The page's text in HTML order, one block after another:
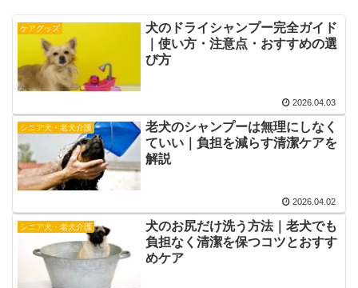
ケアグッズ
犬のドライシャンプー完全ガイド
｜使い方・注意点・おすすめの選
び方
2026.04.03
シニア犬・老犬介護
老犬のシャンプーは無理にしなく
ていい｜負担を減らす清潔ケアを
解説
2026.04.02
シニア犬・老犬介護
犬のお尻だけ洗う方法｜老犬でも
負担なく清潔を保つコツとおすす
めケア